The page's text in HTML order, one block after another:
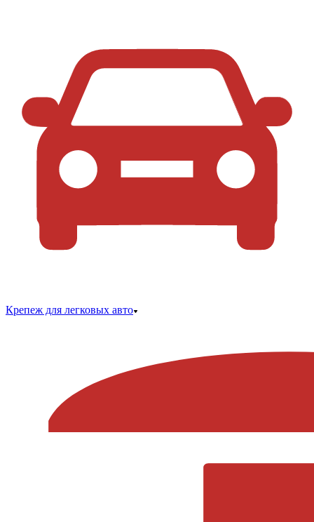
Крепеж для легковых авто